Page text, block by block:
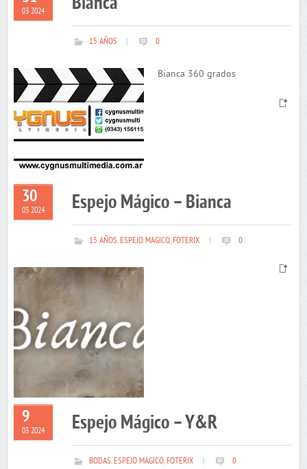
03 2024
15 AÑOS 0
Bianca 360 grados
30
03 2024 Espejo Mágico – Bianca
15 AÑOS,ESPEJO MAGICO,FOTERIX 0
9
03 2024 Espejo Mágico – Y&R
BODAS,ESPEJO MAGICO,FOTERIX 0